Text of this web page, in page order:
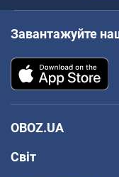
Завантажуйте
OBOZ.UA
Світ